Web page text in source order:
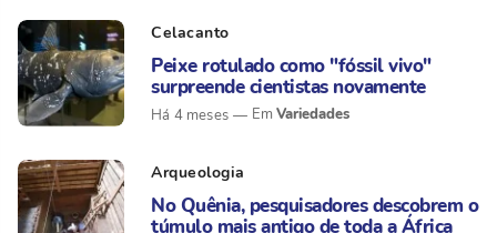
Celacanto
Peixe rotulado como "fóssil vivo"
surpreende cientistas novamente
Há 4 meses Variedades
Arqueologia
No Quênia, pesquisadores descobrem o
túmulo mais antigo de toda a África